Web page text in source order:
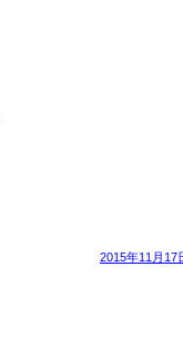
2015年11月17